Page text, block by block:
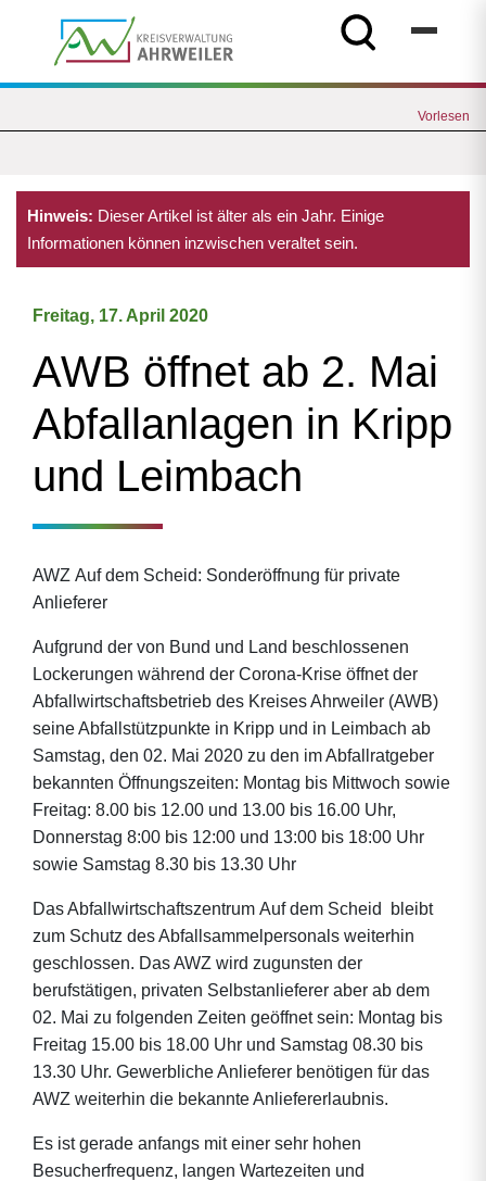
Vorlesen
Hinweis: Dieser Artikel ist älter als ein Jahr. Einige
Informationen können inzwischen veraltet sein.
Freitag, 17. April 2020
AWB öffnet ab 2. Mai
Abfallanlagen in Kripp
und Leimbach
AWZ Auf dem Scheid: Sonderöffnung für private
Anlieferer
Aufgrund der von Bund und Land beschlossenen
Lockerungen während der Corona-Krise öffnet der
Abfallwirtschaftsbetrieb des Kreises Ahrweiler (AWB)
seine Abfallstützpunkte in Kripp und in Leimbach ab
Samstag, den 02. Mai 2020 zu den im Abfallratgeber
bekannten Öffnungszeiten: Montag bis Mittwoch sowie
Freitag: 8.00 bis 12.00 und 13.00 bis 16.00 Uhr,
Donnerstag 8:00 bis 12:00 und 13:00 bis 18:00 Uhr
sowie Samstag 8.30 bis 13.30 Uhr
Das Abfallwirtschaftszentrum Auf dem Scheid bleibt
zum Schutz des Abfallsammelpersonals weiterhin
geschlossen. Das AWZ wird zugunsten der
berufstätigen, privaten Selbstanlieferer aber ab dem
02. Mai zu folgenden Zeiten geöffnet sein: Montag bis
Freitag 15.00 bis 18.00 Uhr und Samstag 08.30 bis
13.30 Uhr. Gewerbliche Anlieferer benötigen für das
AWZ weiterhin die bekannte Anliefererlaubnis.
Es ist gerade anfangs mit einer sehr hohen
Besucherfrequenz, langen Wartezeiten und